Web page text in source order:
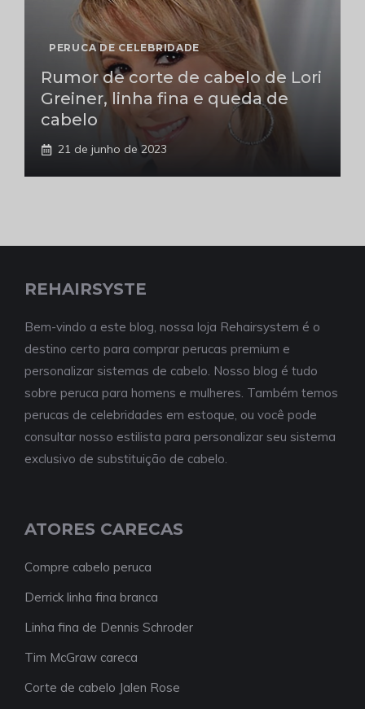
PERUCA DE CELEBRIDADE
Rumor de corte de cabelo de Lori
Greiner, linha fina e queda de
cabelo
21 de junho de 2023
REHAIRSYSTE
Bem-vindo a este blog, nossa loja Rehairsystem é o
destino certo para comprar perucas premium e
personalizar sistemas de cabelo. Nosso blog é tudo
sobre peruca para homens e mulheres. Também temos
perucas de celebridades em estoque, ou você pode
consultar nosso estilista para personalizar seu sistema
exclusivo de substituição de cabelo.
ATORES CARECAS
Compre cabelo peruca
Derrick linha fina branca
Linha fina de Dennis Schroder
Tim McGraw careca
Corte de cabelo Jalen Rose